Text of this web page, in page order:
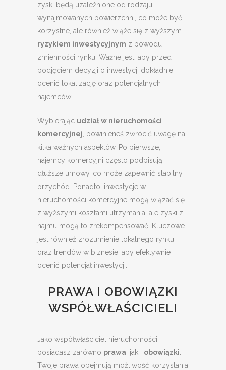
zyski będą uzależnione od rodzaju
wynajmowanych powierzchni, co może być
korzystne, ale również wiąże się z wyższym
ryzykiem inwestycyjnym z powodu
zmienności rynku. Ważne jest, aby przed
podjęciem decyzji o inwestycji dokładnie
ocenić lokalizację oraz potencjalnych
najemców.
Wybierając udział w nieruchomości
komercyjnej , powinieneś zwrócić uwagę na
kilka ważnych aspektów. Po pierwsze,
najemcy komercyjni często podpisują
dłuższe umowy, co może zapewnić stabilny
przychód. Ponadto, inwestycje w
nieruchomości komercyjne mogą wiązać się
z wyższymi kosztami utrzymania, ale zyski z
najmu mogą to zrekompensować. Kluczowe
jest również zrozumienie lokalnego rynku
oraz trendów w biznesie, aby efektywnie
ocenić potencjał inwestycji.
PRAWA I OBOWIĄZKI
WSPÓŁWŁAŚCICIELI
Jako współwłaściciel nieruchomości,
posiadasz zarówno prawa , jak i obowiązki
Twoje prawa obejmują możliwość korzystania